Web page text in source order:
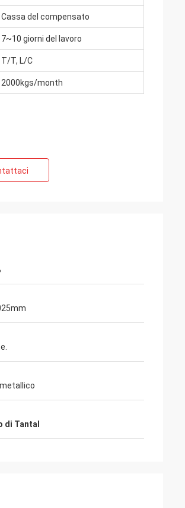
Cassa del compensato
7~10 giorni del lavoro
T/T, L/C
2000kgs/month
di Tantal